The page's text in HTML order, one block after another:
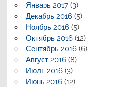
Январь 2017(3)
Декабрь 2016(5)
Ноябрь 2016(5)
Октябрь 2016(12)
Сентябрь 2016(6)
Август 2016(8)
Июль 2016(3)
Июнь 2016(12)